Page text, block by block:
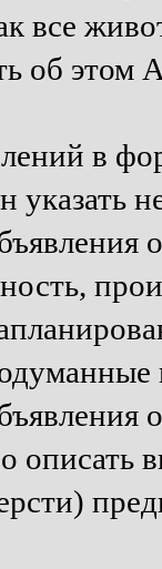
все
об этом
в
описать